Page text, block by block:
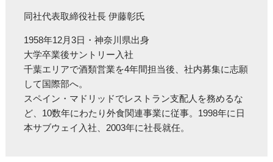
同社代表取締役社長 伊藤彰氏
1958年12月3日・神奈川県出身
大学卒業後サントリー入社
千葉エリアで酒類営業を4年間担当後、社内募集に志願
して国際部へ。
スペイン・マドリッドでレストラン支配人を務めるな
ど、10数年にわたり外食関連事業に従事。1998年に日
本サブウェイ入社、2003年に社長就任。